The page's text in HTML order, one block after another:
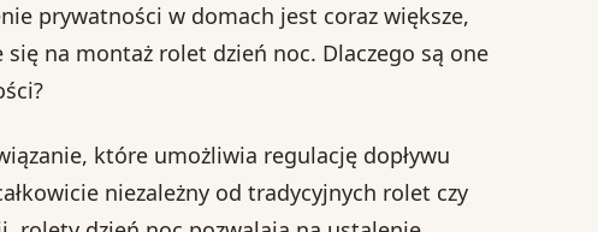
prywatności w domach jest coraz większe,
na montaż rolet dzień noc. Dlaczego są one
które umożliwia regulację dopływu
niezależny od tradycyjnych rolet czy